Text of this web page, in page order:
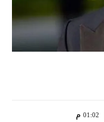
01:02 م